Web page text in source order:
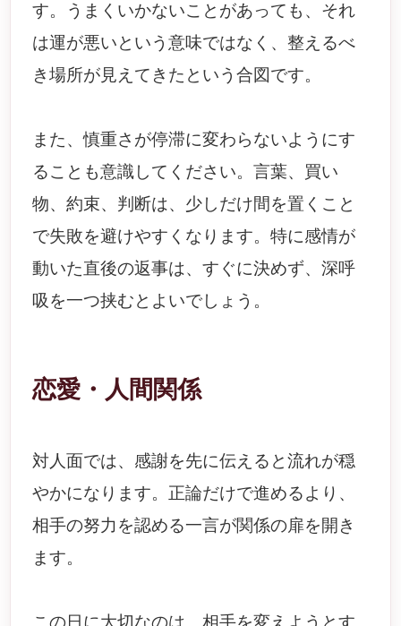
す。うまくいかないことがあっても、それ
は運が悪いという意味ではなく、整えるべ
き場所が見えてきたという合図です。
また、慎重さが停滞に変わらないようにす
ることも意識してください。言葉、買い
物、約束、判断は、少しだけ間を置くこと
で失敗を避けやすくなります。特に感情が
動いた直後の返事は、すぐに決めず、深呼
吸を一つ挟むとよいでしょう。
恋愛・人間関係
対人面では、感謝を先に伝えると流れが穏
やかになります。正論だけで進めるより、
相手の努力を認める一言が関係の扉を開き
ます。
この日に大切なのは、相手を変えようとす